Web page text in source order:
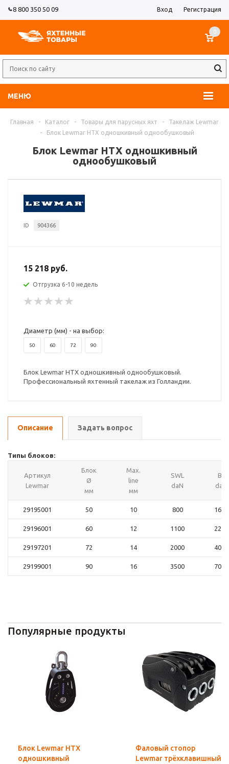
8 800 350 50 09 Вход Регистрация
МЕНЮ
0
Главная - Каталог - Товары для парусных яхт -
Такелаж Lewmar
-
Блок Lewmar HTX одношкивный однообушковый
Блок Lewmar HTX одношкивный
однообушковый
ID 904366
15 218 руб.
Отгрузка 6-10 недель
Диаметр (мм) - на выбор:
50 60 72 90
Блок Lewmar HTX одношкивный однообушковый.
Профессиональный яхтенный такелаж из Голландии.
Описание Задать вопрос
Типы блоков:
Артикул
Lewmar
Блок
Ø
мм
Max.
line
мм
SWL
daN
BL
daN
29195001 50 10 800 1600
29196001 60 12 1100 2200
29197201 72 14 2000 4000
29199001 90 16 3500 7000
Популярные продукты
Блок Lewmar HTX
одношкивный
Фаловый стопор
Lewmar трёхклавишный